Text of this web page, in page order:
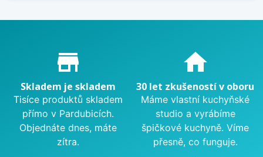
Proč nakupovat u nás?
store_mall_directory
Skladem je skladem
Tisíce produktů skladem
přímo v Pardubicích.
Objednáte dnes, máte
zítra.
home
30 let zkušeností v oboru
Máme vlastní kuchyňské
studio a vyrábíme
špičkové kuchyně. Víme
přesně, co funguje.